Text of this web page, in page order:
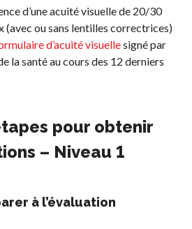
d’une acuité visuelle de 20/30
(avec ou sans lentilles correctrices)
d’acuité visuellesigné par
la santé au cours des 12 derniers
pour obtenir
– Niveau 1
à l’évaluation